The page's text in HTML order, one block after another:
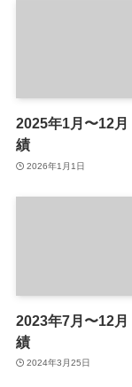
2025年1月〜12
績
2026年1月1日
2023年7月〜12
績
2024年3月25日